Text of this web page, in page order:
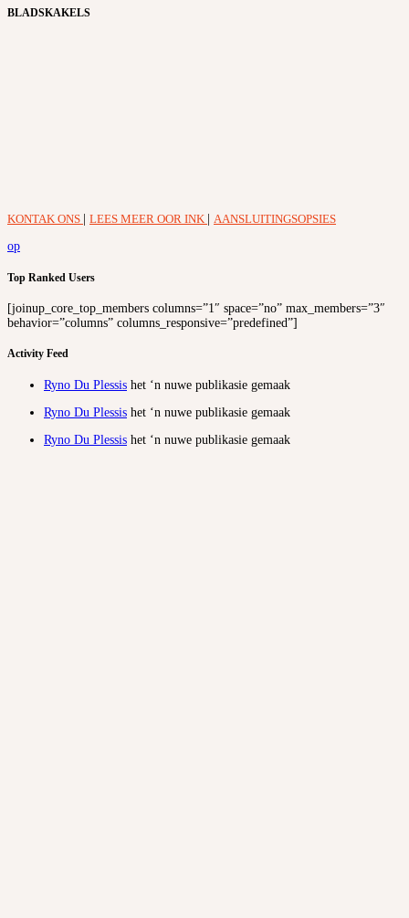
BLADSKAKELS
KONTAK ONS LEES MEER OOR INK
AANSLUITINGSOPSIES
op
Top Ranked Users
[joinup_core_top_members columns=”1″ space=”no” max_members=”3″
behavior=”columns” columns_responsive=”predefined”]
Activity Feed
Ryno Du Plessis het ‘n nuwe publikasie gemaak
Ryno Du Plessis het ‘n nuwe publikasie gemaak
Ryno Du Plessis het ‘n nuwe publikasie gemaak